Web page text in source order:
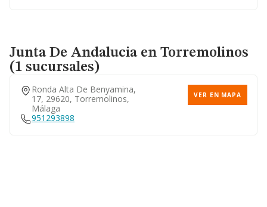
Junta De Andaluciaen Torremolinos
(1 sucursales)
Ronda Alta De Benyamina,
17, 29620, Torremolinos,
Málaga
VER EN MAPA
951293898